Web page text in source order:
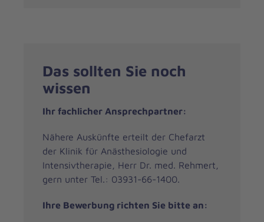
Das sollten Sie noch
wissen
Ihr fachlicher Ansprechpartner:
Nähere Auskünfte erteilt der Chefarzt
der Klinik für Anästhesiologie und
Intensivtherapie, Herr Dr. med. Rehmert,
gern unter Tel.: 03931-66-1400.
Ihre Bewerbung richten Sie bitte an: